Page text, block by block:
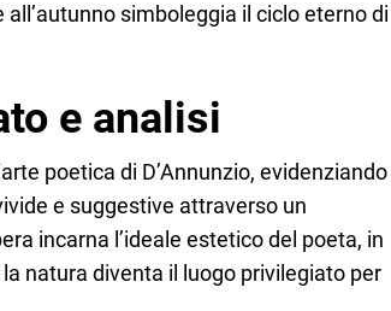
simboleggia il ciclo eterno di
e analisi
poetica di D’Annunzio, evidenziando
e suggestive attraverso un
incarna l’ideale estetico del poeta, in
natura diventa il luogo privilegiato per